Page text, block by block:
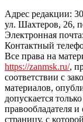
Адрес редакции:
ул. Шахтеров, 26,
Электронная почта:
Контактный
Все права на
https://zanmsk.ru/,
соответствии с
материалов,
допускается
правообладателя
страницу, с